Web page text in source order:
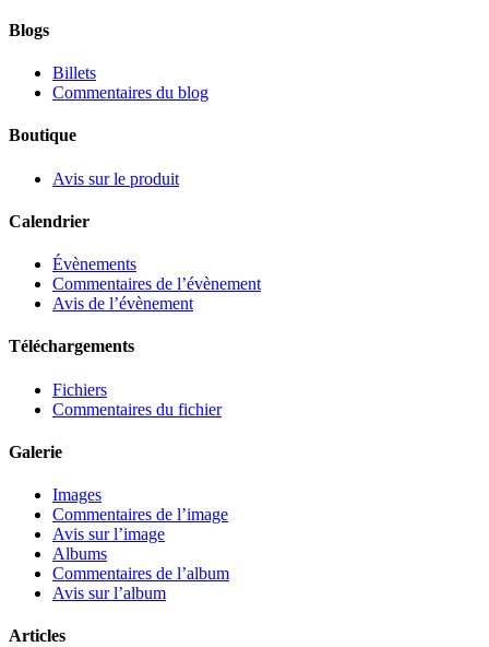
Blogs
Billets
Commentaires du blog
Boutique
Avis sur le produit
Calendrier
Évènements
Commentaires de l’évènement
Avis de l’évènement
Téléchargements
Fichiers
Commentaires du fichier
Galerie
Images
Commentaires de l’image
Avis sur l’image
Albums
Commentaires de l’album
Avis sur l’album
Articles